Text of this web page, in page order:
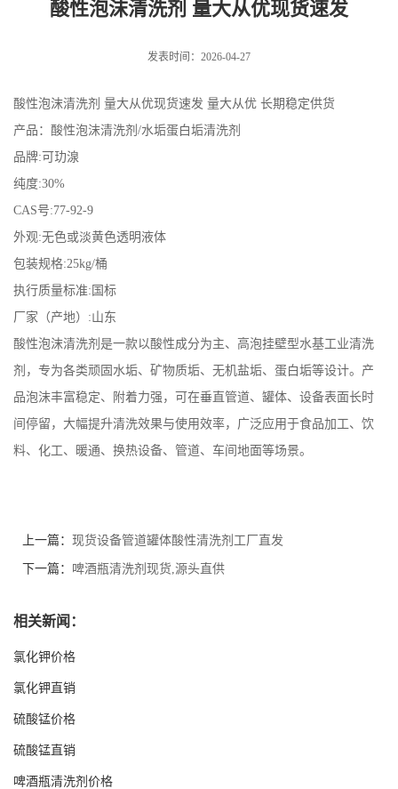
酸性泡沫清洗剂 量大从优现货速发
发表时间：2026-04-27
酸性泡沫清洗剂 量大从优现货速发 量大从优 长期稳定供货
产品：酸性泡沫清洗剂/水垢蛋白垢清洗剂
品牌:可玏湶
纯度:30%
CAS号:77-92-9
外观:无色或淡黄色透明液体
包装规格:25kg/桶
执行质量标准:国标
厂家（产地）:山东
酸性泡沫清洗剂是一款以酸性成分为主、高泡挂壁型水基工业清洗
剂，专为各类顽固水垢、矿物质垢、无机盐垢、蛋白垢等设计。产
品泡沫丰富稳定、附着力强，可在垂直管道、罐体、设备表面长时
间停留，大幅提升清洗效果与使用效率，广泛应用于食品加工、饮
料、化工、暖通、换热设备、管道、车间地面等场景。
上一篇： 现货设备管道罐体酸性清洗剂工厂直发
下一篇： 啤酒瓶清洗剂现货,源头直供
相关新闻：
氯化钾价格
氯化钾直销
硫酸锰价格
硫酸锰直销
啤酒瓶清洗剂价格